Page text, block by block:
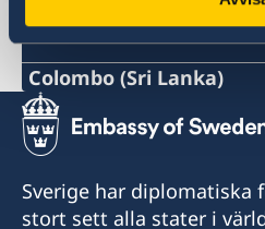
Svenska konsulat
Colombo (Sri Lanka)
Tel:
+94 112307768
E-post:
Sverige har diplomatiska
stort sett alla stater i